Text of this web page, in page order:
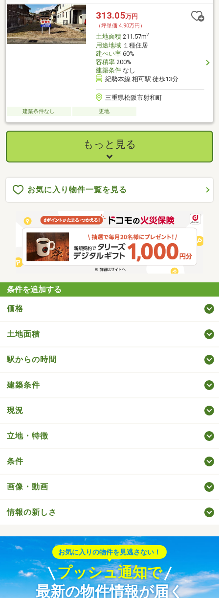
313.05万円
（坪単価:4.90万円）
土地面積211.57m2
用途地域１種住居
建ぺい率60%
容積率200%
建築条件なし
紀勢本線 相可駅 徒歩13分
三重県松阪市射和町
建築条件なし 更地
もっと見る
お気に入り物件一覧を見る
条件を追加する
価格
土地面積
駅からの時間
建築条件
現況
立地・特徴
条件
画像・動画
情報の新しさ
お気に入りの物件を見逃さない！
プッシュ通知で
最新の物件情報が届く